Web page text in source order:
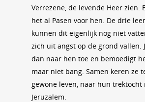
Verrezene, de levende Heer zien.
het al Pasen voor hen. De drie
kunnen dit eigenlijk nog niet
zich uit angst op de grond vallen.
dan naar hen toe en bemoedigt
maar niet bang. Samen keren ze
gewone leven, naar hun trektocht
Jeruzalem.